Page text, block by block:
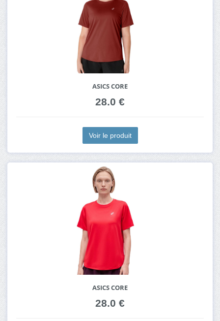
ASICS CORE
28.0 €
Voir le produit
ASICS CORE
28.0 €